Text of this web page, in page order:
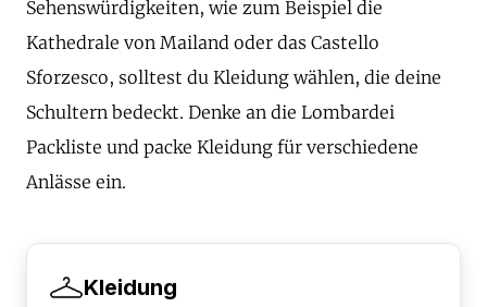
Sehenswürdigkeiten, wie zum Beispiel die
Kathedrale von Mailand oder das Castello
Sforzesco, solltest du Kleidung wählen, die deine
Schultern bedeckt. Denke an die Lombardei
Packliste und packe Kleidung für verschiedene
Anlässe ein.
Kleidung